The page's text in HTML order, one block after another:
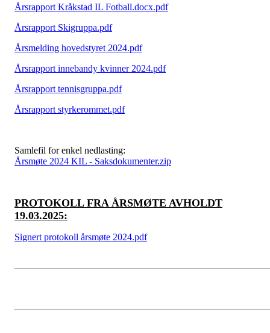
Årsrapport Kråkstad IL Fotball.docx.pdf
Årsrapport Skigruppa.pdf
Årsmelding hovedstyret 2024.pdf
Årsrapport innebandy kvinner 2024.pdf
Årsrapport tennisgruppa.pdf
Årsrapport styrkerommet.pdf
Samlefil for enkel nedlasting:
Årsmøte 2024 KIL - Saksdokumenter.zip
PROTOKOLL FRA ÅRSMØTE AVHOLDT
19.03.2025:
Signert protokoll årsmøte 2024.pdf